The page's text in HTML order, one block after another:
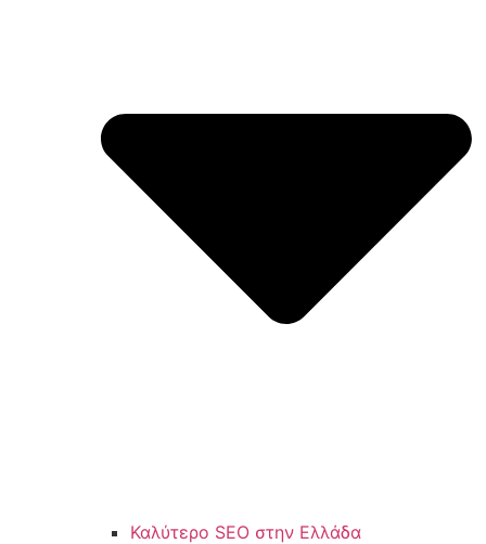
Καλύτερο SEO στην Ελλάδα